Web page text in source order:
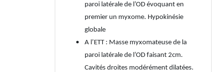
paroi latérale de l’OD évoquant en
premier un myxome. Hypokinésie
globale
A l’ETT : Masse myxomateuse de la
paroi latérale de l’OD faisant 2cm.
Cavités droites modérément dilatées.